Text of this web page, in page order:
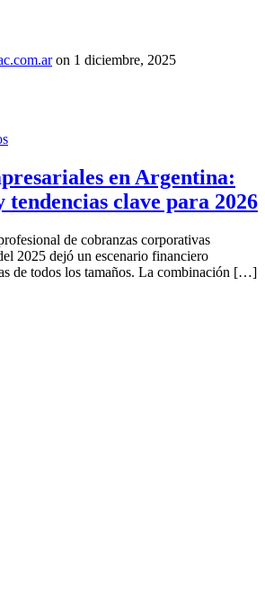
on 1 diciembre, 2025
en Argentina:
tendencias clave para 2026
de cobranzas corporativas
2025 dejó un escenario financiero
de todos los tamaños. La combinación […]